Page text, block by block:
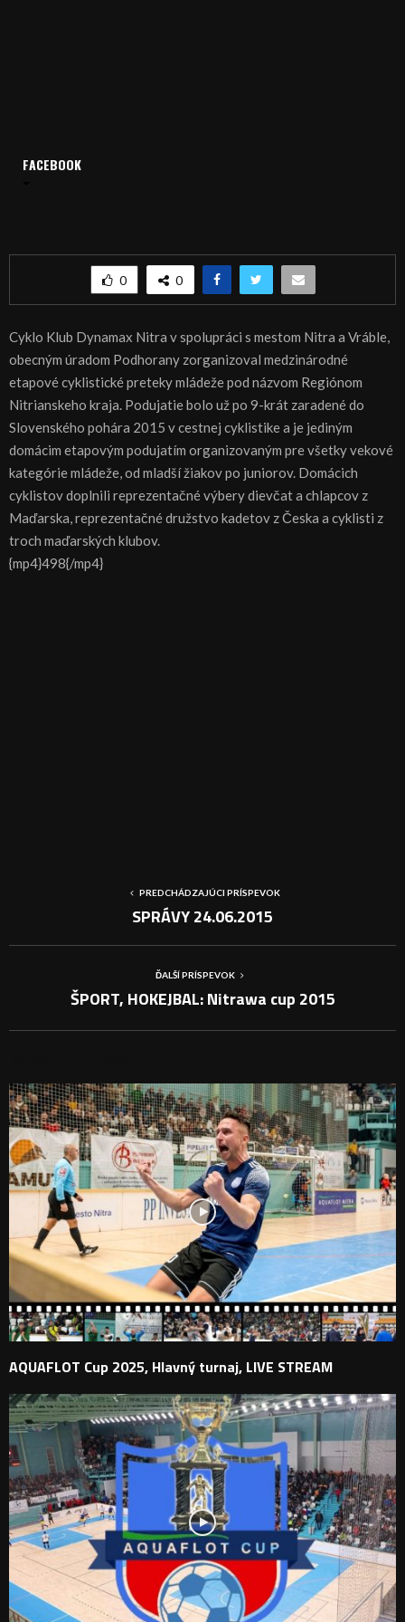
ŠPORT, CYKLISTIKA: Regiónom Nitrianskeho kraja
0 0
Cyklo Klub Dynamax Nitra v spolupráci s mestom Nitra a Vráble,
obecným úradom Podhorany zorganizoval medzinárodné
etapové cyklistické preteky mládeže pod názvom Regiónom
Nitrianskeho kraja. Podujatie bolo už po 9-krát zaradené do
Slovenského pohára 2015 v cestnej cyklistike a je jediným
domácim etapovým podujatím organizovaným pre všetky vekové
kategórie mládeže, od mladší žiakov po juniorov. Domácich
cyklistov doplnili reprezentačné výbery dievčat a chlapcov z
Maďarska, reprezentačné družstvo kadetov z Česka a cyklisti z
troch maďarských klubov.
{mp4}498{/mp4}
PREDCHÁDZAJÚCI PRÍSPEVOK
SPRÁVY 24.06.2015
ĎALŠÍ PRÍSPEVOK
ŠPORT, HOKEJBAL: Nitrawa cup 2015
AQUAFLOT Cup 2025, Hlavný turnaj, LIVE STREAM
FACEBOOK